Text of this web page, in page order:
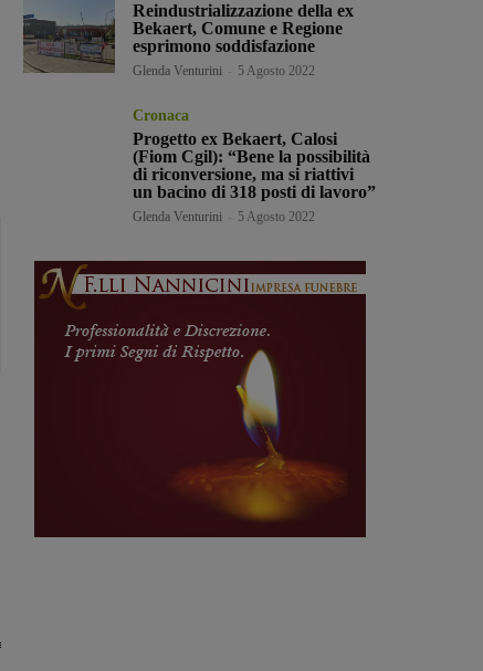
Reindustrializzazione della ex
Bekaert, Comune e Regione
esprimono soddisfazione
Glenda Venturini 5 Agosto 2022
Cronaca
Progetto ex Bekaert, Calosi
(Fiom Cgil): “Bene la possibilità
di riconversione, ma si riattivi
un bacino di 318 posti di lavoro”
Glenda Venturini 5 Agosto 2022